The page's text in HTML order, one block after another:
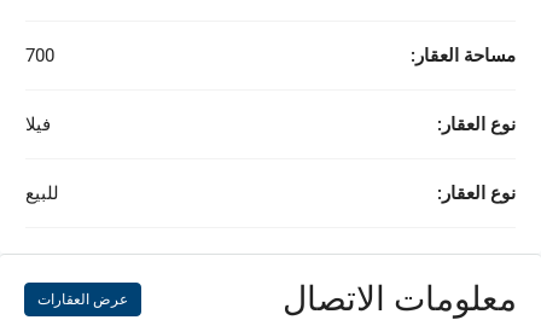
مساحة العقار: 700
نوع العقار: فيلا
نوع العقار: للبيع
معلومات الاتصال عرض العقارات